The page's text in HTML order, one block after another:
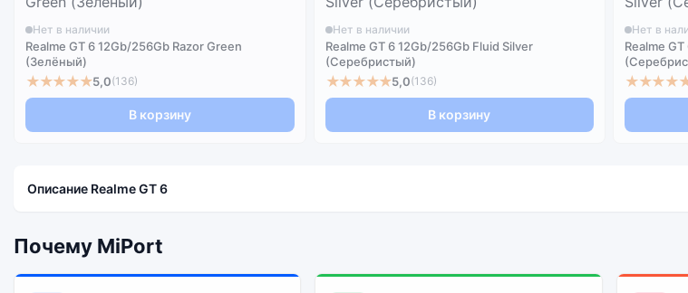
Нет в наличии
Realme GT 6 12Gb/256Gb Razor Green
(Зелёный)
★★★★★5,0(136)
В корзину
Нет в наличии
Realme GT 6 12Gb/256Gb Fluid Silver
(Серебристый)
★★★★★5,0(136)
В корзину
Нет в
Realme
Описание Realme GT 6
Почему MiPort